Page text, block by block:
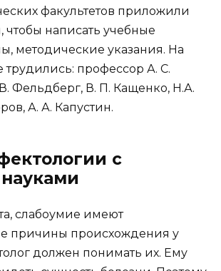
факультетов приложили
чтобы написать учебные
методические указания. На
профессор А. С.
Фельдберг, В. П. Кащенко, Н.А.
А. А. Капустин.
с
слабоумие имеют
причины происхождения у
должен понимать их. Ему